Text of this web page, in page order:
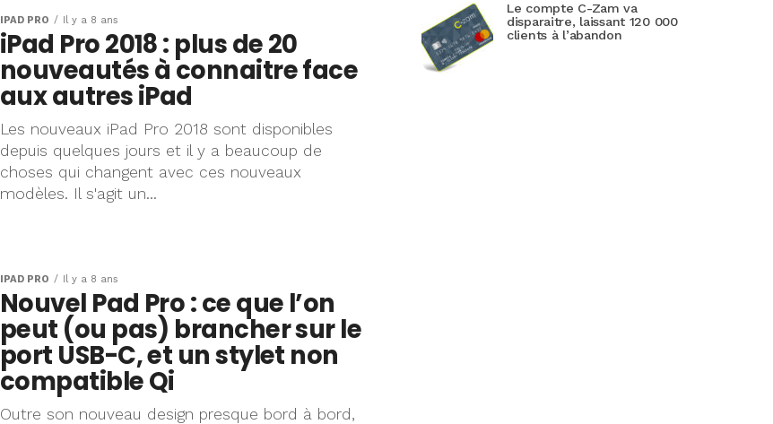
IPAD PRO Il y a 8 ans
iPad Pro 2018 : plus de 20
nouveautés à connaitre face
aux autres iPad
Les nouveaux iPad Pro 2018 sont disponibles
depuis quelques jours et il y a beaucoup de
choses qui changent avec ces nouveaux
modèles. Il s'agit un...
IPAD PRO Il y a 8 ans
Nouvel Pad Pro : ce que l’on
peut (ou pas) brancher sur le
port USB-C, et un stylet non
compatible Qi
Outre son nouveau design presque bord à bord,
Le compte C-Zam va
disparaitre, laissant 120 000
clients à l’abandon